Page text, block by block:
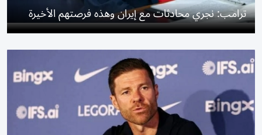
ترامب: نجري محادثات مع إيران وهذه فرصتهم الأخيرة